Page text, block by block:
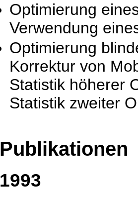
Optimierung
Verwendung
Optimierung
Korrektur von
Statistik höherer
Statistik zweiter
Publikationen
1993